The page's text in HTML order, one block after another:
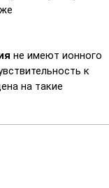
не имеют ионного
к
на такие